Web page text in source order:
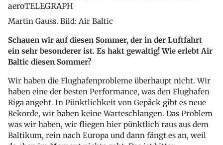
aeroTELEGRAPH
Martin Gauss. Bild: Air Baltic
Schauen wir auf diesen Sommer, der in der Luftfahrt
ein sehr besonderer ist. Es hakt gewaltig! Wie erlebt Air
Baltic diesen Sommer?
Wir haben die Flughafenprobleme überhaupt nicht. Wir
haben eine der besten Performance, was den Flughafen
Riga angeht. In Pünktlichkeit von Gepäck gibt es neue
Rekorde, wir haben keine Warteschlangen. Das Problem
was wir haben, wir fliegen hier pünktlich raus aus dem
Baltikum, rein nach Europa und dann fängt es an, weil